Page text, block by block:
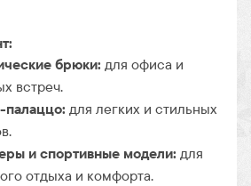
брюки: для офиса и
встреч.
для легких и стильных
и спортивные модели: для
отдыха и комфорта.